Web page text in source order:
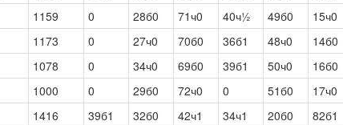
1159 0 28б0 71ч0 40ч½ 49б0 15ч0
1173 0 27ч0 70б0 36б1 48ч0 14б0
1078 0 34ч0 69б0 39б1 50ч0 16б0
1000 0 29б0 72ч0 0 51б0 17ч0
1416 39б1 32б0 42ч1 34ч1 20б0 82б1